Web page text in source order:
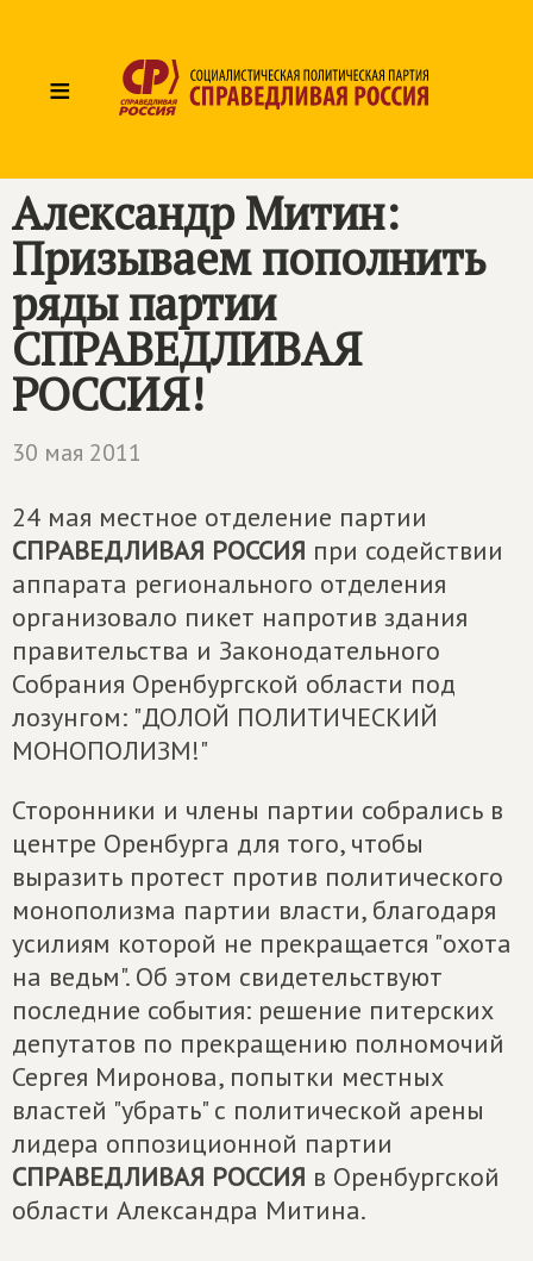
≡
Александр Митин:
Призываем пополнить
ряды партии
СПРАВЕДЛИВАЯ
РОССИЯ!
30 мая 2011
24 мая местное отделение партии
СПРАВЕДЛИВАЯ РОССИЯ при содействии
аппарата регионального отделения
организовало пикет напротив здания
правительства и Законодательного
Собрания Оренбургской области под
лозунгом: "ДОЛОЙ ПОЛИТИЧЕСКИЙ
МОНОПОЛИЗМ!"
Сторонники и члены партии собрались в
центре Оренбурга для того, чтобы
выразить протест против политического
монополизма партии власти, благодаря
усилиям которой не прекращается "охота
на ведьм". Об этом свидетельствуют
последние события: решение питерских
депутатов по прекращению полномочий
Сергея Миронова, попытки местных
властей "убрать" с политической арены
лидера оппозиционной партии
СПРАВЕДЛИВАЯ РОССИЯ в Оренбургской
области Александра Митина.